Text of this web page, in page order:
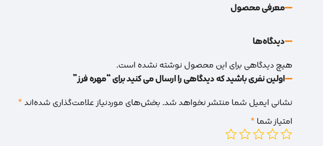
معرفی محصول
دیدگاه‌‌ها
هیچ دیدگاهی برای این محصول نوشته نشده است.
اولین نفری باشید که دیدگاهی را ارسال می کنید برای “مهره فرز”
نشانی ایمیل شما منتشر نخواهد شد. بخش‌های موردنیاز علامت‌گذاری شده‌اند*
امتیاز شما *